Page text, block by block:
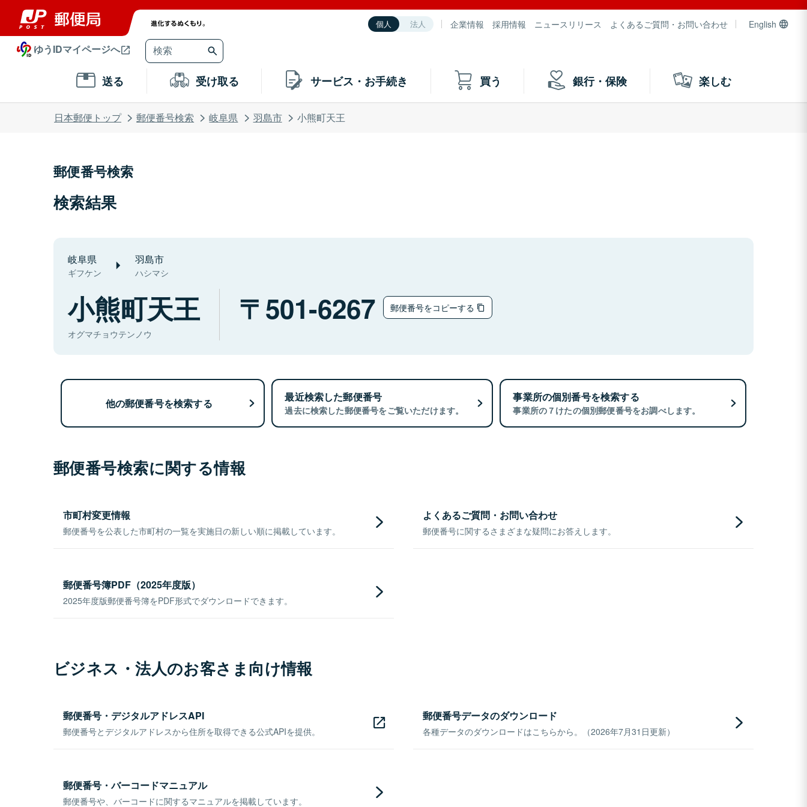
個人 法人 企業情報 採用情報 ニュースリリース よくあるご質問・お問い合わせ English
ゆうIDマイページへ
送る 受け取る サービス・お手続き 買う 銀行・保険 楽しむ
日本郵便トップ 郵便番号検索 岐阜県 羽島市 小熊町天王
郵便番号検索
検索結果
岐阜県
ギフケン
羽島市
ハシマシ
小熊町天王
オグマチョウテンノウ
501-6267 郵便番号をコピーする
他の郵便番号を検索する 最近検索した郵便番号
過去に検索した郵便番号をご覧いただけます。
事業所の個別番号を検索する
事業所の７けたの個別郵便番号をお調べします。
郵便番号検索に関する情報
市町村変更情報
郵便番号を公表した市町村の一覧を実施日の新しい順に掲載しています。
よくあるご質問・お問い合わせ
郵便番号に関するさまざまな疑問にお答えします。
郵便番号簿PDF（2025年度版）
2025年度版郵便番号簿をPDF形式でダウンロードできます。
ビジネス・法人のお客さま向け情報
郵便番号・デジタルアドレスAPI
郵便番号とデジタルアドレスから住所を取得できる公式APIを提供。
郵便番号データのダウンロード
各種データのダウンロードはこちらから。（2026年7月31日更新）
郵便番号・バーコードマニュアル
郵便番号や、バーコードに関するマニュアルを掲載しています。